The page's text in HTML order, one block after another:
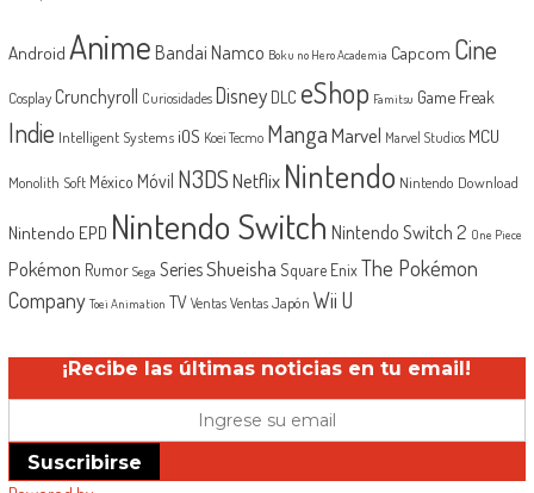
Android Anime Bandai Namco Boku no Hero Academia Capcom Cine
Cosplay Crunchyroll Curiosidades Disney DLC eShop Famitsu Game Freak
Indie Intelligent Systems iOS Koei Tecmo MangaMarvel Marvel Studios MCU
Monolith Soft México Móvil N3DSNetflix Nintendo Nintendo Download
Nintendo EPD Nintendo Switch Nintendo Switch 2 One Piece
Pokémon Rumor Sega SeriesShueisha Square EnixThe Pokémon
Company Toei Animation TV Ventas Ventas Japón Wii U
¡Recibe las últimas noticias en tu email!
Suscribirse